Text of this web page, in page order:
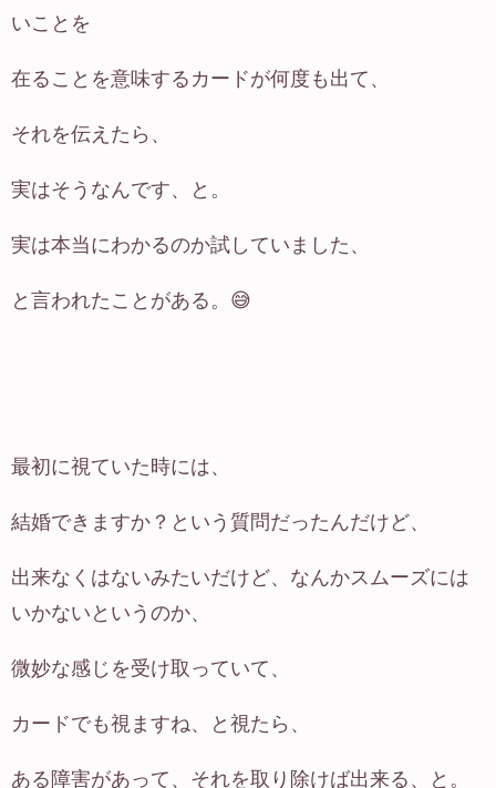
いことを
在ることを意味するカードが何度も出て、
それを伝えたら、
実はそうなんです、と。
実は本当にわかるのか試していました、
と言われたことがある。😅
最初に視ていた時には、
結婚できますか？という質問だったんだけど、
出来なくはないみたいだけど、なんかスムーズには
いかないというのか、
微妙な感じを受け取っていて、
カードでも視ますね、と視たら、
ある障害があって、それを取り除けば出来る、と。